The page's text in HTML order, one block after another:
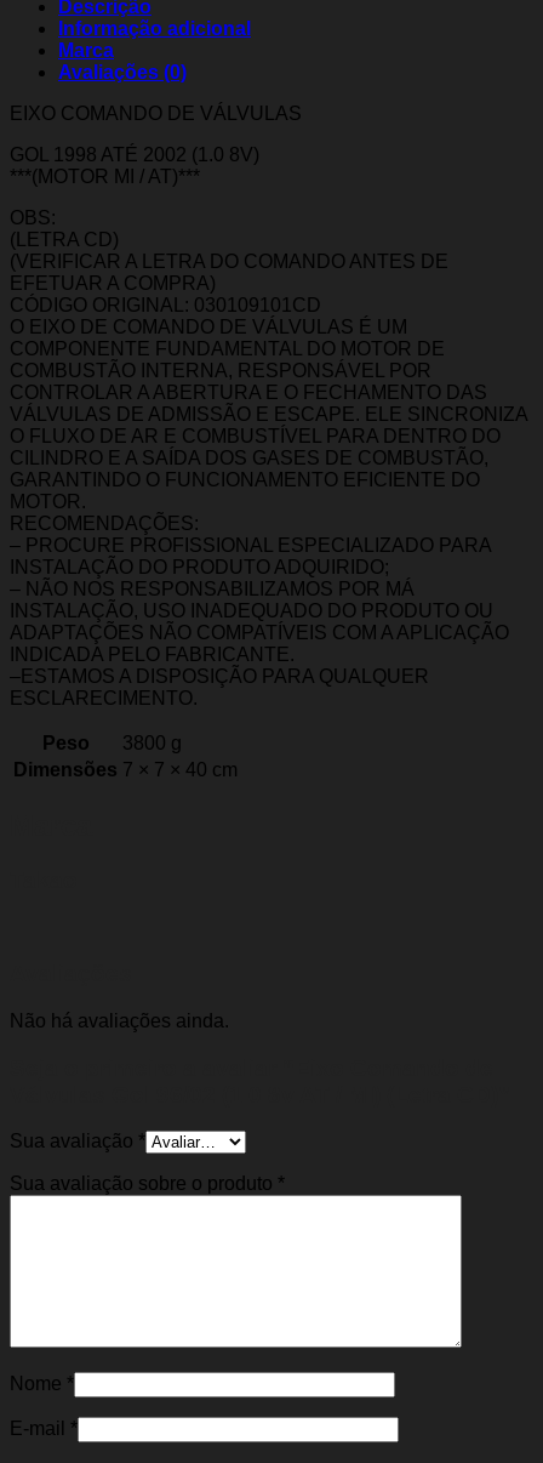
Descrição
Informação adicional
Marca
Avaliações (0)
EIXO COMANDO DE VÁLVULAS
GOL 1998 ATÉ 2002 (1.0 8V)
***(MOTOR MI / AT)***
OBS:
(LETRA CD)
(VERIFICAR A LETRA DO COMANDO ANTES DE
EFETUAR A COMPRA)
CÓDIGO ORIGINAL: 030109101CD
O EIXO DE COMANDO DE VÁLVULAS É UM
COMPONENTE FUNDAMENTAL DO MOTOR DE
COMBUSTÃO INTERNA, RESPONSÁVEL POR
CONTROLAR A ABERTURA E O FECHAMENTO DAS
VÁLVULAS DE ADMISSÃO E ESCAPE. ELE SINCRONIZA
O FLUXO DE AR E COMBUSTÍVEL PARA DENTRO DO
CILINDRO E A SAÍDA DOS GASES DE COMBUSTÃO,
GARANTINDO O FUNCIONAMENTO EFICIENTE DO
MOTOR.
RECOMENDAÇÕES:
– PROCURE PROFISSIONAL ESPECIALIZADO PARA
INSTALAÇÃO DO PRODUTO ADQUIRIDO;
– NÃO NOS RESPONSABILIZAMOS POR MÁ
INSTALAÇÃO, USO INADEQUADO DO PRODUTO OU
ADAPTAÇÕES NÃO COMPATÍVEIS COM A APLICAÇÃO
INDICADA PELO FABRICANTE.
–ESTAMOS A DISPOSIÇÃO PARA QUALQUER
ESCLARECIMENTO.
Peso
3800 g
Dimensões 7 × 7 × 40 cm
Não há avaliações ainda.
Sua avaliação *
Sua avaliação sobre o produto *
Nome *
E-mail *